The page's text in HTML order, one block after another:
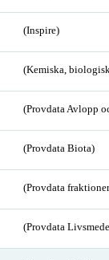
(Inspire)
(Kemiska,
(Provdata Avlopp
(Provdata Biota)
(Provdata
(Provdata